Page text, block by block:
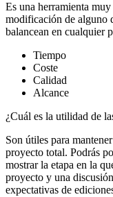
Es una herramienta
modificación de alguno
balancean en cualquier
Tiempo
Coste
Calidad
Alcance
¿Cuál es la utilidad de
Son útiles para
proyecto total. Podrás
mostrar la etapa en la
proyecto y una
expectativas de